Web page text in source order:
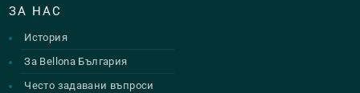
ЗА НАС
История
За Bellona България
Често задавани въпроси